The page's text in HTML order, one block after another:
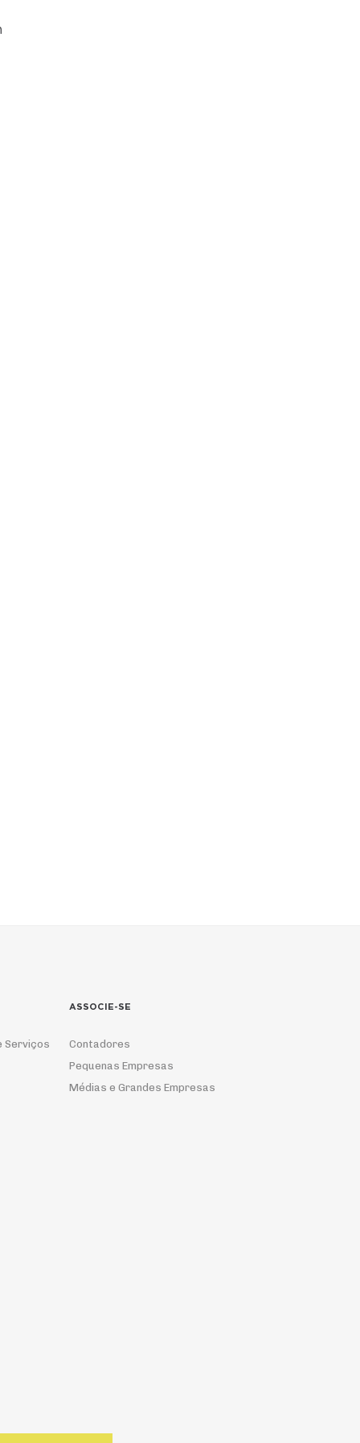
Serviços
ASSOCIE-SE
Contadores
Pequenas Empresas
Médias e Grandes Empresas